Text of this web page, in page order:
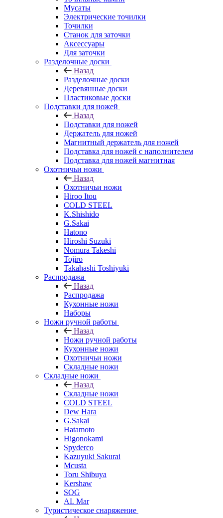
Мусаты
Электрические точилки
Точилки
Станок для заточки
Аксессуары
Для заточки
Разделочные доски
Назад
Разделочные доски
Деревянные доски
Пластиковые доски
Подставки для ножей
Назад
Подставки для ножей
Держатель для ножей
Магнитный держатель для ножей
Подставка для ножей с наполнителем
Подставка для ножей магнитная
Охотничьи ножи
Назад
Охотничьи ножи
Hiroo Itou
COLD STEEL
K.Shishido
G.Sakai
Hatono
Hiroshi Suzuki
Nomura Takeshi
Tojiro
Takahashi Toshiyuki
Распродажа
Назад
Распродажа
Кухонные ножи
Наборы
Ножи ручной работы
Назад
Ножи ручной работы
Кухонные ножи
Охотничьи ножи
Складные ножи
Складные ножи
Назад
Складные ножи
COLD STEEL
Dew Hara
G.Sakai
Hatamoto
Higonokami
Spyderco
Kazuyuki Sakurai
Mcusta
Toru Shibuya
Kershaw
SOG
AL Mar
Туристическое снаряжение